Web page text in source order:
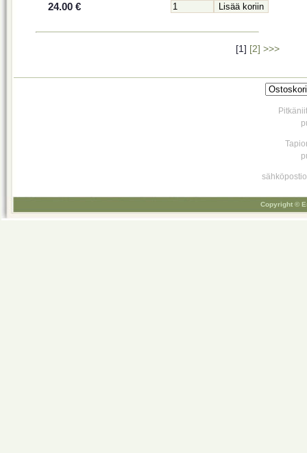
24.00 €
[1] [2] >>>
Copyright ©